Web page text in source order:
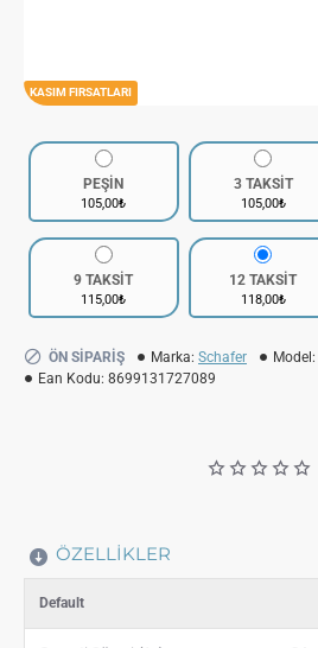
KASIM FIRSATLARI
PEŞİN
105,00₺
3 TAKSİT
105,00₺
9 TAKSİT
115,00₺
12 TAKSİT
118,00₺
ÖN SIPARIŞ Marka: Schafer Model:
Ean Kodu: 8699131727089
ÖZELLIKLER
Default